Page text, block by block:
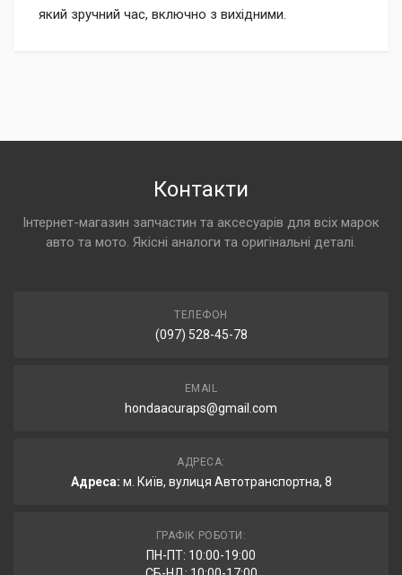
який зручний час, включно з вихідними.
Контакти
Інтернет-магазин запчастин та аксесуарів для всіх марок
авто та мото. Якісні аналоги та оригінальні деталі.
ТЕЛЕФОН
(097) 528-45-78
EMAIL
hondaacuraps@gmail.com
АДРЕСА:
Адреса: м. Київ, вулиця Автотранспортна, 8
ГРАФІК РОБОТИ:
ПН-ПТ: 10:00-19:00